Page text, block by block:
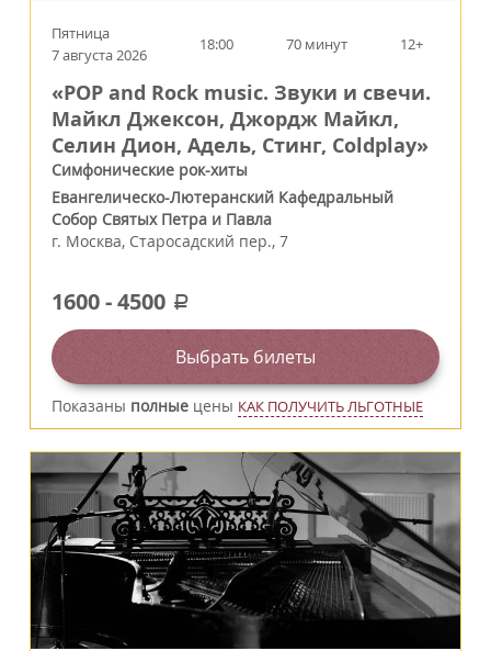
Пятница
7 августа 2026
18:00 70 минут 12+
«POP and Rock music. Звуки и свечи.
Майкл Джексон, Джордж Майкл,
Селин Дион, Адель, Стинг, Coldplay»
Симфонические рок-хиты
Евангелическо-Лютеранский Кафедральный
Собор Святых Петра и Павла
г. Москва, Старосадский пер., 7
1600-4500 a
Выбрать билеты
Показаны полные цены КАК ПОЛУЧИТЬ ЛЬГОТНЫЕ